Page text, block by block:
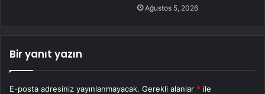
Ağustos 5, 2026
Bir yanıt yazın
E-posta adresiniz yayınlanmayacak. Gerekli alanlar * ile